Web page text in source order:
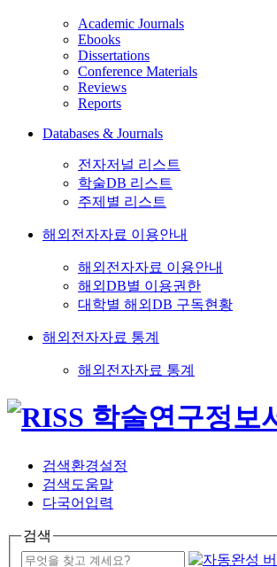
Academic Journals
Ebooks
Dissertations
Conference Materials
Reviews
Reports
Databases & Journals
전자저널 리스트
학술DB 리스트
주제별 리스트
해외전자자료 이용안내
해외전자자료 이용안내
해외DB별 이용권한
대학별 해외DB 구독현황
해외전자자료 통계
해외전자자료 통계
검색환경설정
검색도움말
다국어입력
검색